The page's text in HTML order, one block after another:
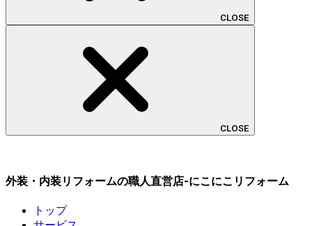
CLOSE
CLOSE
外装・内装リフォームの職人直営店-にこにこリフォーム
トップ